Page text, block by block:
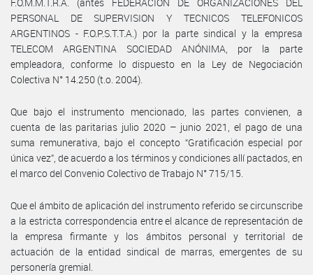
PERSONAL DE SUPERVISION Y TECNICOS TELEFONICOS
ARGENTINOS - F.O.P.S.T.T.A.) por la parte sindical y la empresa
TELECOM ARGENTINA SOCIEDAD ANÓNIMA, por la parte
empleadora, conforme lo dispuesto en la Ley de Negociación
Colectiva N° 14.250 (t.o. 2004).
Que bajo el instrumento mencionado, las partes convienen, a
cuenta de las paritarias julio 2020 – junio 2021, el pago de una
suma remunerativa, bajo el concepto “Gratificación especial por
única vez”, de acuerdo a los términos y condiciones allí pactados, en
el marco del Convenio Colectivo de Trabajo N° 715/15.
Que el ámbito de aplicación del instrumento referido se circunscribe
a la estricta correspondencia entre el alcance de representación de
la empresa firmante y los ámbitos personal y territorial de
actuación de la entidad sindical de marras, emergentes de su
personería gremial.